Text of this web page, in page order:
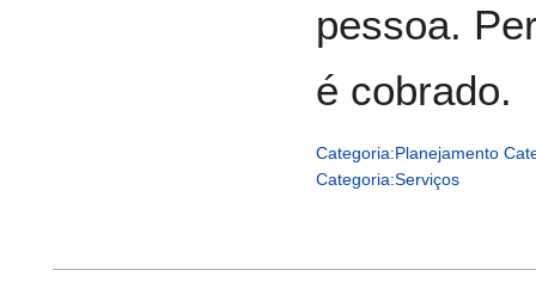
pessoa.
é cobrado.
Categoria:Planejamento
Categoria:Serviços